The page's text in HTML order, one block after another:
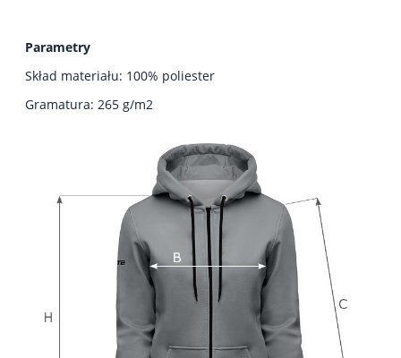
Parametry
Skład materiału: 100% poliester
Gramatura: 265 g/m2